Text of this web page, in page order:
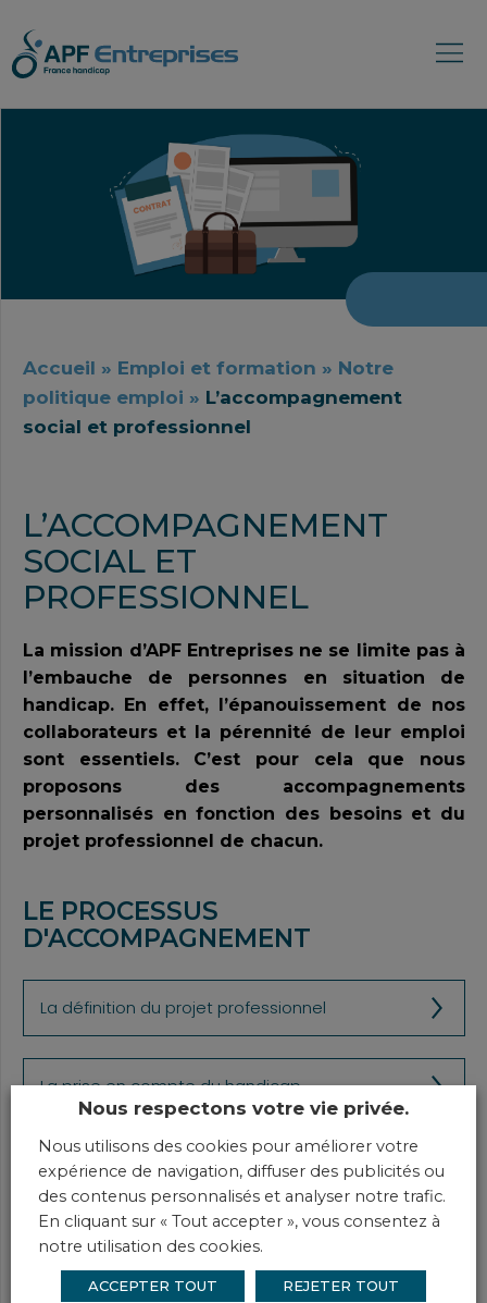
Accueil » Emploi et formation » Notre
politique emploi » L’accompagnement
social et professionnel
L’ACCOMPAGNEMENT
SOCIAL ET
PROFESSIONNEL
La mission d’APF Entreprises ne se limite pas à
l’embauche de personnes en situation de
handicap. En effet, l’épanouissement de nos
collaborateurs et la pérennité de leur emploi
sont essentiels. C’est pour cela que nous
proposons des accompagnements
personnalisés en fonction des besoins et du
projet professionnel de chacun.
LE PROCESSUS
D'ACCOMPAGNEMENT
La définition du projet professionnel
La prise en compte du handicap
Un accompagnement personnalisé
EN SAVOIR PLUS
Nous respectons votre vie privée.
Nous utilisons des cookies pour améliorer votre
expérience de navigation, diffuser des publicités ou
des contenus personnalisés et analyser notre trafic.
En cliquant sur « Tout accepter », vous consentez à
notre utilisation des cookies.
ACCEPTER TOUT REJETER TOUT